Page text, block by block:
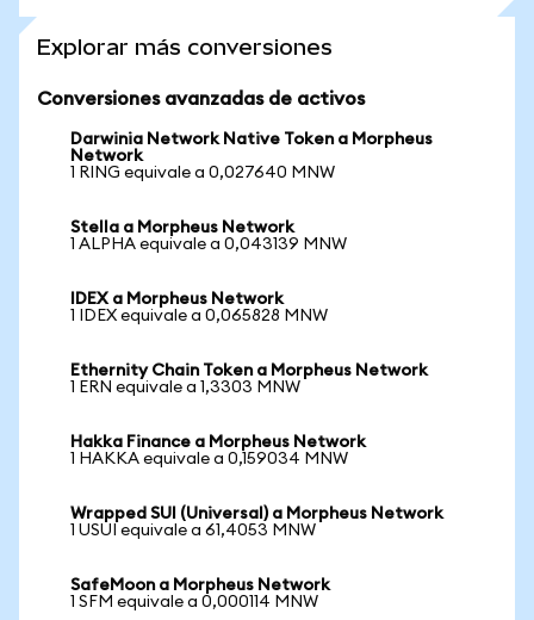
Explorar más conversiones
Conversiones avanzadas de activos
Darwinia Network Native Token a Morpheus
Network
1 RING equivale a 0,027640 MNW
Stella a Morpheus Network
1 ALPHA equivale a 0,043139 MNW
IDEX a Morpheus Network
1 IDEX equivale a 0,065828 MNW
Ethernity Chain Token a Morpheus Network
1 ERN equivale a 1,3303 MNW
Hakka Finance a Morpheus Network
1 HAKKA equivale a 0,159034 MNW
Wrapped SUI (Universal) a Morpheus Network
1 USUI equivale a 61,4053 MNW
SafeMoon a Morpheus Network
1 SFM equivale a 0,000114 MNW